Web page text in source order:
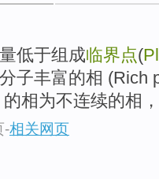
低于组成临界点(
子丰富的相 (Rich
相为不连续的相
-相关网页